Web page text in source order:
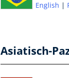
English
Asiatisch-